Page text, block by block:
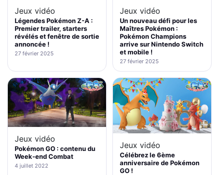
Jeux vidéo
Légendes Pokémon Z-A :
Premier trailer, starters
révélés et fenêtre de sortie
annoncée !
27 février 2025
Jeux vidéo
Un nouveau défi pour les
Maîtres Pokémon :
Pokémon Champions
arrive sur Nintendo Switch
et mobile !
27 février 2025
Jeux vidéo
Pokémon GO : contenu du
Week-end Combat
4 juillet 2022
Jeux vidéo
Célébrez le 6ème
anniversaire de Pokémon
GO !